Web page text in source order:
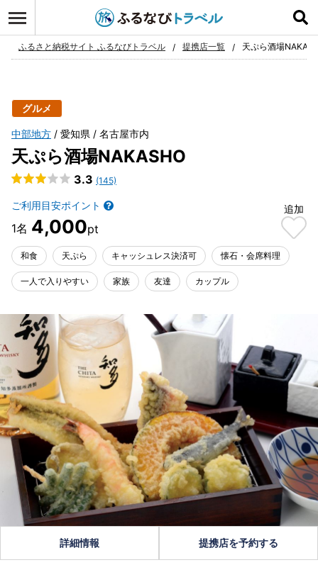
お気に入り
ふるさと納税サイト ふるなびトラベル 提携店一覧 天ぷら酒場
グルメ
中部地方 愛知県 名古屋市内
天ぷら酒場NAKASHO
3.3 (145)
ご利用目安ポイント
4,000
追加
和食 天ぷら キャッシュレス決済可 懐石・会席料理
一人で入りやすい 家族 友達 カップル
詳細情報 提携店を予約する